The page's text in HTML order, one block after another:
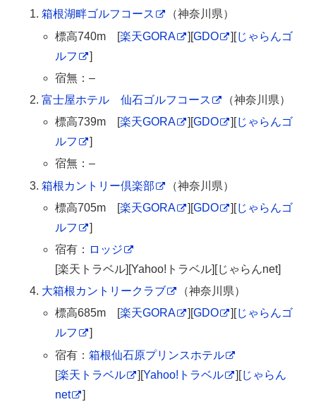
箱根湖畔ゴルフコース
（神奈川県）
標高740m [楽天GORA ][GDO ][じゃらんゴ
ルフ
]
宿無：–
富士屋ホテル 仙石ゴルフコース
（神奈川県）
標高739m [楽天GORA ][GDO ][じゃらんゴ
ルフ
]
宿無：–
箱根カントリー倶楽部
（神奈川県）
標高705m [楽天GORA ][GDO ][じゃらんゴ
ルフ
]
宿有： ロッジ
[楽天トラベル][Yahoo!トラベル][じゃらんnet]
大箱根カントリークラブ
（神奈川県）
標高685m [楽天GORA ][GDO ][じゃらんゴ
ルフ
]
宿有：箱根仙石原プリンスホテル
[楽天トラベル ][Yahoo!トラベル ][じゃらん
net
]